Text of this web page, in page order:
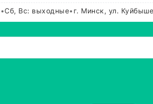
•Сб, Вс: выходные• г. Минск, ул.